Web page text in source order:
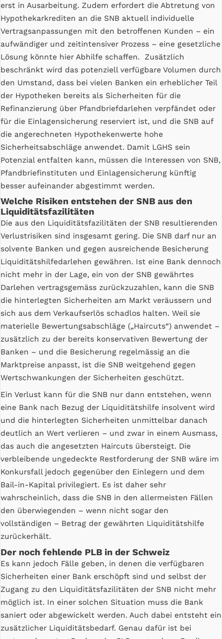
erst in Ausarbeitung. Zudem erfordert die Abtretung von
Hypothekarkrediten an die SNB aktuell individuelle
Vertragsanpassungen mit den betroffenen Kunden – ein
aufwändiger und zeitintensiver Prozess – eine gesetzliche
Lösung könnte hier Abhilfe schaffen. Zusätzlich
beschränkt wird das potenziell verfügbare Volumen durch
den Umstand, dass bei vielen Banken ein erheblicher Teil
der Hypotheken bereits als Sicherheiten für die
Refinanzierung über Pfandbriefdarlehen verpfändet oder
für die Einlagensicherung reserviert ist, und die SNB auf
die angerechneten Hypothekenwerte hohe
Sicherheitsabschläge anwendet. Damit LGHS sein
Potenzial entfalten kann, müssen die Interessen von SNB,
Pfandbriefinstituten und Einlagensicherung künftig
besser aufeinander abgestimmt werden.
Welche Risiken entstehen der SNB aus den
Liquiditätsfazilitäten
Die aus den Liquiditätsfazilitäten der SNB resultierenden
Verlustrisiken sind insgesamt gering. Die SNB darf nur an
solvente Banken und gegen ausreichende Besicherung
Liquiditätshilfedarlehen gewähren. Ist eine Bank dennoch
nicht mehr in der Lage, ein von der SNB gewährtes
Darlehen vertragsgemäss zurückzuzahlen, kann die SNB
die hinterlegten Sicherheiten am Markt veräussern und
sich aus dem Verkaufserlös schadlos halten. Weil sie
materielle Bewertungsabschläge („Haircuts“) anwendet –
zusätzlich zu der bereits konservativen Bewertung der
Banken – und die Besicherung regelmässig an die
Marktpreise anpasst, ist die SNB weitgehend gegen
Wertschwankungen der Sicherheiten geschützt.
Ein Verlust kann für die SNB nur dann entstehen, wenn
eine Bank nach Bezug der Liquiditätshilfe insolvent wird
und die hinterlegten Sicherheiten unmittelbar danach
deutlich an Wert verlieren – und zwar in einem Ausmass,
das auch die angesetzten Haircuts übersteigt. Die
verbleibende ungedeckte Restforderung der SNB wäre im
Konkursfall jedoch gegenüber den Einlegern und dem
Bail-in-Kapital privilegiert. Es ist daher sehr
wahrscheinlich, dass die SNB in den allermeisten Fällen
den überwiegenden – wenn nicht sogar den
vollständigen – Betrag der gewährten Liquiditätshilfe
zurückerhält.
Der noch fehlende PLB in der Schweiz
Es kann jedoch Fälle geben, in denen die verfügbaren
Sicherheiten einer Bank erschöpft sind und selbst der
Zugang zu den Liquiditätsfazilitäten der SNB nicht mehr
möglich ist. In einer solchen Situation muss die Bank
saniert oder abgewickelt werden. Auch dabei entsteht ein
zusätzlicher Liquiditätsbedarf. Genau dafür ist bei